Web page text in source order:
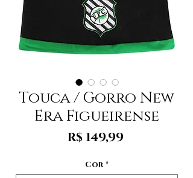
Touca / Gorro New
Era Figueirense
R$ 149,99Preço
Cor *